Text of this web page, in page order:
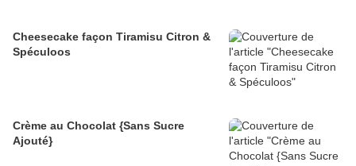
Cheesecake façon Tiramisu Citron &
Spéculoos
Crème au Chocolat {Sans Sucre
Ajouté}